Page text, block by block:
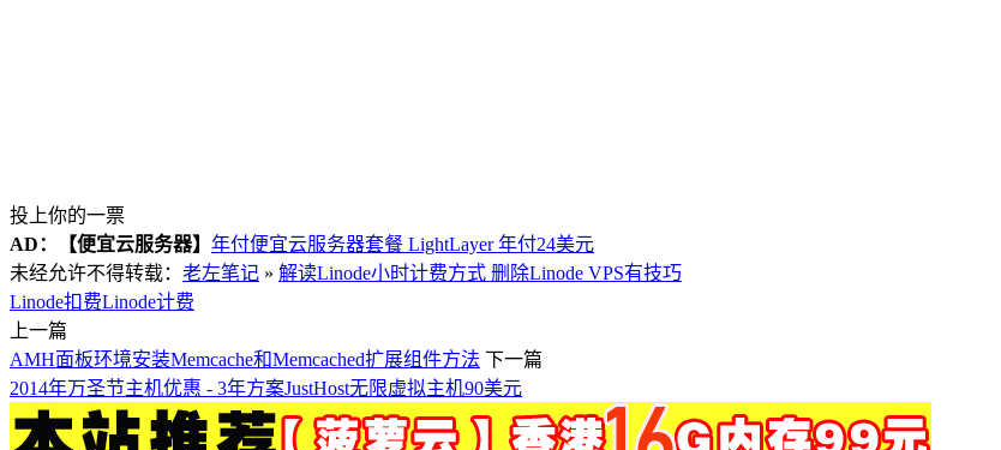
投上你的一票
AD：
【便宜云服务器】 年付便宜云服务器套餐 LightLayer 年付24美元
未经允许不得转载： 老左笔记 » 解读Linode小时计费方式 删除Linode VPS有技巧
Linode扣费Linode计费
上一篇
AMH面板环境安装Memcache和Memcached扩展组件方法 下一篇
2014年万圣节主机优惠 - 3年方案JustHost无限虚拟主机90美元